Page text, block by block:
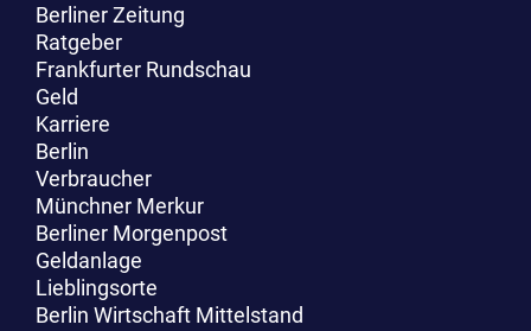
Berliner Zeitung
Ratgeber
Frankfurter Rundschau
Geld
Karriere
Berlin
Verbraucher
Münchner Merkur
Berliner Morgenpost
Geldanlage
Lieblingsorte
Berlin Wirtschaft Mittelstand